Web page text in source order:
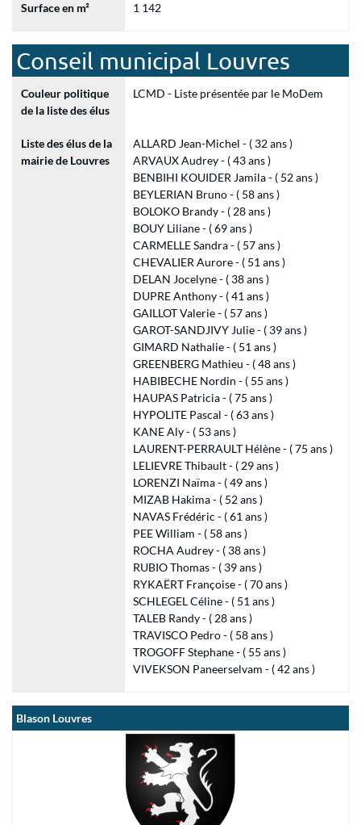
Surface en m² 1 142
Conseil municipal Louvres
Couleur politique
de la liste des élus
LCMD - Liste présentée par le MoDem
Liste des élus de la
mairie de Louvres
ALLARD Jean-Michel - ( 32 ans )
ARVAUX Audrey - ( 43 ans )
BENBIHI KOUIDER Jamila - ( 52 ans )
BEYLERIAN Bruno - ( 58 ans )
BOLOKO Brandy - ( 28 ans )
BOUY Liliane - ( 69 ans )
CARMELLE Sandra - ( 57 ans )
CHEVALIER Aurore - ( 51 ans )
DELAN Jocelyne - ( 38 ans )
DUPRE Anthony - ( 41 ans )
GAILLOT Valerie - ( 57 ans )
GAROT-SANDJIVY Julie - ( 39 ans )
GIMARD Nathalie - ( 51 ans )
GREENBERG Mathieu - ( 48 ans )
HABIBECHE Nordin - ( 55 ans )
HAUPAS Patricia - ( 75 ans )
HYPOLITE Pascal - ( 63 ans )
KANE Aly - ( 53 ans )
LAURENT-PERRAULT Hélène - ( 75 ans )
LELIEVRE Thibault - ( 29 ans )
LORENZI Naïma - ( 49 ans )
MIZAB Hakima - ( 52 ans )
NAVAS Frédéric - ( 61 ans )
PEE William - ( 58 ans )
ROCHA Audrey - ( 38 ans )
RUBIO Thomas - ( 39 ans )
RYKAËRT Françoise - ( 70 ans )
SCHLEGEL Céline - ( 51 ans )
TALEB Randy - ( 28 ans )
TRAVISCO Pedro - ( 58 ans )
TROGOFF Stephane - ( 55 ans )
VIVEKSON Paneerselvam - ( 42 ans )
Blason Louvres